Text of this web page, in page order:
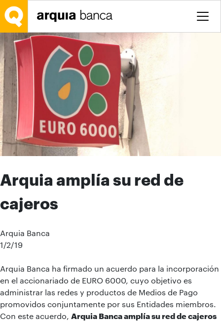
Saltar al contenido principal
Arquia amplía su red de
cajeros
Arquia Banca
1/2/19
Arquia Banca ha firmado un acuerdo para la incorporación
en el accionariado de EURO 6000, cuyo objetivo es
administrar las redes y productos de Medios de Pago
promovidos conjuntamente por sus Entidades miembros.
Con este acuerdo, Arquia Banca amplía su red de cajeros